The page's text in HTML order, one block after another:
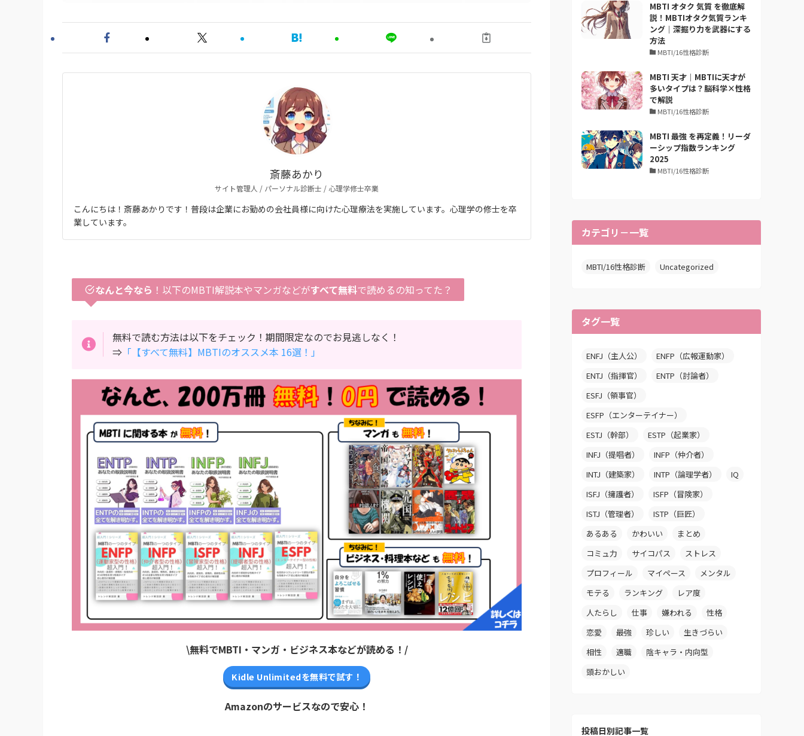
斎藤あかり
サイト管理人 / パーソナル診断士 / 心理学修士卒業
こんにちは！斎藤あかりです！普段は企業にお勤めの会社員様に向けた心理療法を実施しています。心理学の修士を卒
業しています。
なんと今なら ！以下のMBTI解説本やマンガなどがすべて無料で読めるの知ってた？
無料で読む方法は以下をチェック！期間限定なのでお見逃しなく！
⇒ 「【すべて無料】MBTIのオススメ本 16選！」
\無料でMBTI・マンガ・ビジネス本などが読める！/
Kidle Unlimitedを無料で試す！
Amazonのサービスなので安心！
MBTI オタク 気質 を徹底解
説！MBTIオタク気質ランキ
ング｜深掘り力を武器にする
方法
MBTI/16性格診断
MBTI 天才｜MBTIに天才が
多いタイプは？脳科学×性格
で解説
MBTI/16性格診断
MBTI 最強 を再定義！リーダ
ーシップ指数ランキング
2025
MBTI/16性格診断
カテゴリ－一覧
MBTI/16性格診断 Uncategorized
タグ一覧
ENFJ（主人公）
ENFP（広報運動家）
ENTJ（指揮官）
ENTP（討論者）
ESFJ（領事官）
ESFP（エンターテイナー）
ESTJ（幹部）
ESTP（起業家）
INFJ（提唱者）
INFP（仲介者）
INTJ（建築家）
INTP（論理学者）
IQ
ISFJ（擁護者）
ISFP（冒険家）
ISTJ（管理者）
ISTP（巨匠）
あるある
かわいい
まとめ
コミュ力
サイコパス
ストレス
プロフィール
マイペース
メンタル
モテる
ランキング
レア度
人たらし
仕事 嫌われる
性格
恋愛
最強 珍しい
生きづらい
相性
適職
陰キャラ・内向型
頭おかしい
投稿日別記事一覧